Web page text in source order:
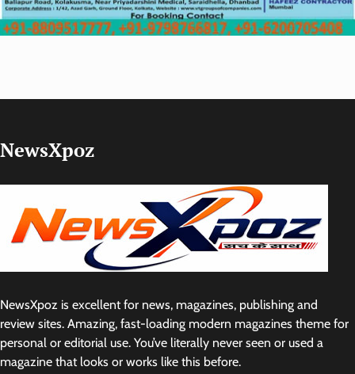
NewsXpoz
NewsXpoz is excellent for news, magazines, publishing and
review sites. Amazing, fast-loading modern magazines theme for
personal or editorial use. You’ve literally never seen or used a
magazine that looks or works like this before.